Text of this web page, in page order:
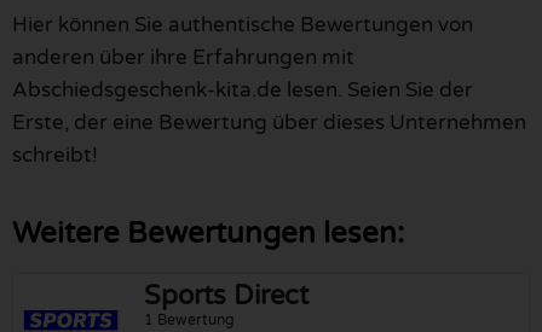
Hier können Sie authentische Bewertungen von
anderen über ihre Erfahrungen mit
Abschiedsgeschenk-kita.de lesen. Seien Sie der
Erste, der eine Bewertung über dieses Unternehmen
schreibt!
Weitere Bewertungen lesen:
Sports Direct
1 Bewertung